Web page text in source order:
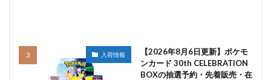
入荷情報
【2026年8月6日更新】ポケモ
ンカード 30th CELEBRATION
BOXの抽選予約・先着販売・在